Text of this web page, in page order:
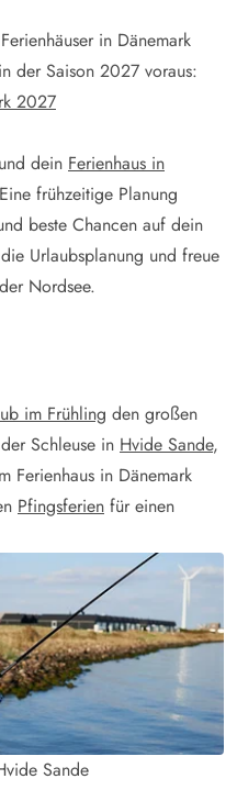
Ferienhäuser in Dänemark
der Saison 2027 voraus:
2027
dein Ferienhaus in
frühzeitige Planung
beste Chancen auf dein
Urlaubsplanung und freue
Nordsee.
im Frühling den großen
Schleuse in Hvide Sande,
Ferienhaus in Dänemark
Pfingsferien für einen
Sande